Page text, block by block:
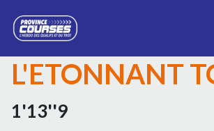
L'ETONNANT
1'13''9